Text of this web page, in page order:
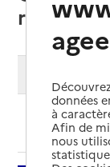
données
à
Afin de
nous